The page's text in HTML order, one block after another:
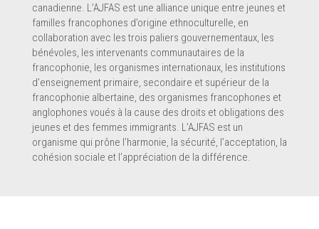
canadienne. L’AJFAS est une alliance unique entre jeunes et
familles francophones d’origine ethnoculturelle, en
collaboration avec les trois paliers gouvernementaux, les
bénévoles, les intervenants communautaires de la
francophonie, les organismes internationaux, les institutions
d’enseignement primaire, secondaire et supérieur de la
francophonie albertaine, des organismes francophones et
anglophones voués à la cause des droits et obligations des
jeunes et des femmes immigrants. L’AJFAS est un
organisme qui prône l’harmonie, la sécurité, l’acceptation, la
cohésion sociale et l’appréciation de la différence.